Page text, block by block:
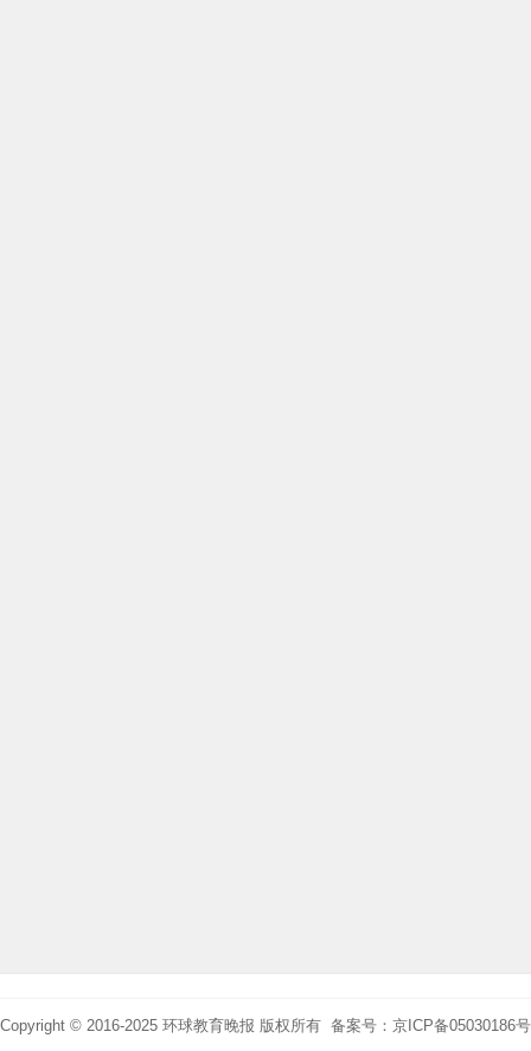
Copyright © 2016-2025 环球教育晚报 版权所有 备案号：京ICP备05030186